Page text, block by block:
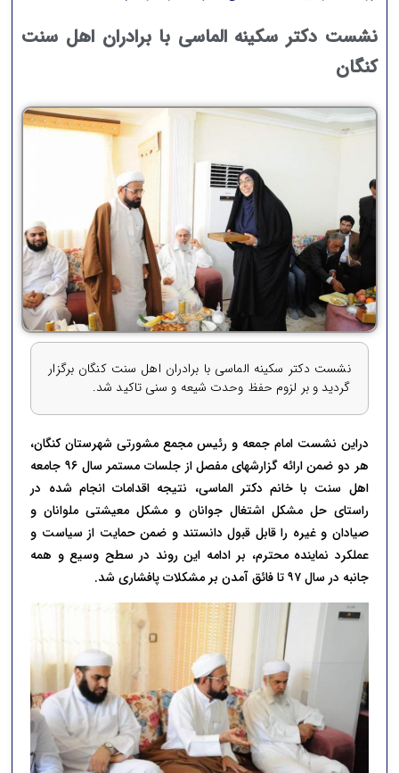
نشست دکتر سکینه الماسی با برادران اهل سنت
کنگان
نشست دکتر سکینه الماسی با برادران اهل سنت کنگان برگزار
گردید و بر لزوم حفظ وحدت شیعه و سنی تاکید شد.
دراین نشست امام جمعه و رئیس مجمع مشورتی شهرستان کنگان،
هر دو ضمن ارائه گزارشهای مفصل از جلسات مستمر سال ۹۶ جامعه
اهل سنت با خانم دکتر الماسی، نتیجه اقدامات انجام شده در
راستای حل مشکل اشتغال جوانان و مشکل معیشتی ملوانان و
صیادان و غیره را قابل قبول دانستند و ضمن حمایت از سیاست و
عملکرد نماینده محترم، بر ادامه این روند در سطح وسیع و همه
جانبه در سال ۹۷ تا فائق آمدن بر مشکلات پافشاری شد.